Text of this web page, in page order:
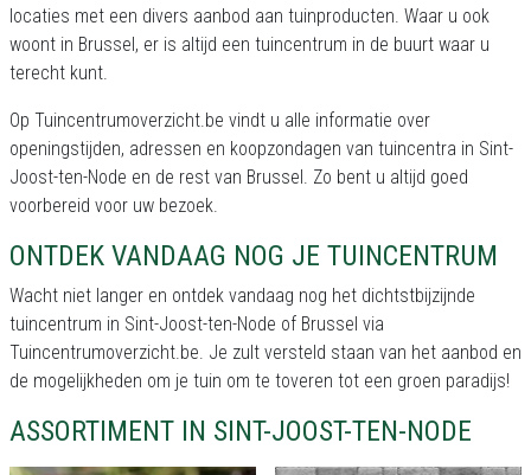
locaties met een divers aanbod aan tuinproducten. Waar u ook
woont in Brussel, er is altijd een tuincentrum in de buurt waar u
terecht kunt.
Op Tuincentrumoverzicht.be vindt u alle informatie over
openingstijden, adressen en koopzondagen van tuincentra in Sint-
Joost-ten-Node en de rest van Brussel. Zo bent u altijd goed
voorbereid voor uw bezoek.
ONTDEK VANDAAG NOG JE TUINCENTRUM
Wacht niet langer en ontdek vandaag nog het dichtstbijzijnde
tuincentrum in Sint-Joost-ten-Node of Brussel via
Tuincentrumoverzicht.be. Je zult versteld staan van het aanbod en
de mogelijkheden om je tuin om te toveren tot een groen paradijs!
ASSORTIMENT IN SINT-JOOST-TEN-NODE